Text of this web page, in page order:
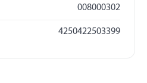
008000302
4250422503399